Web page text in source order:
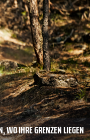
WO IHRE GRENZEN LIEGEN